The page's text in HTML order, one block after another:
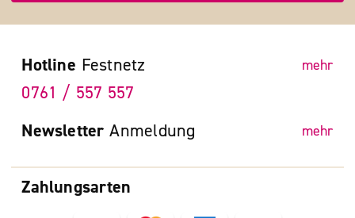
Zahlungsarten
Hotline Festnetz mehr
0761 / 557 557
Newsletter Anmeldung mehr